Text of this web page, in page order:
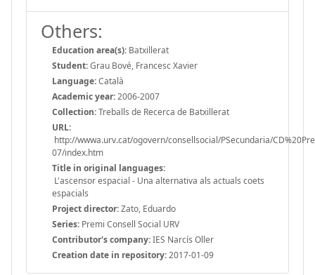
Others:
Education area(s): Batxillerat
Student:Grau Bové, Francesc Xavier
Language:Català
Academic year:2006-2007
Collection:Treballs de Recerca de Batxillerat
URL:
http://wwwa.urv.cat/ogovern/consellsocial/PSecundaria/
07/index.htm
Title in original languages:
L'ascensor espacial - Una alternativa als actuals coets
espacials
Project director:Zato, Eduardo
Series: Premi Consell Social URV
Contributor's company:IES Narcís Oller
Creation date in repository:2017-01-09